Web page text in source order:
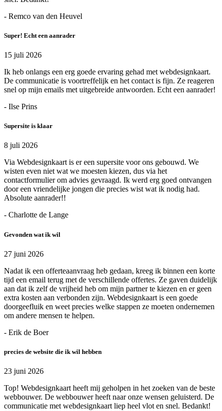
- Remco van den Heuvel
Super! Echt een aanrader
15 juli 2026
Ik heb onlangs een erg goede ervaring gehad met webdesignkaart.
De communicatie is voortreffelijk en het contact is fijn. Ze reageren
snel op mijn emails met uitgebreide antwoorden. Echt een aanrader!
- Ilse Prins
Supersite is klaar
8 juli 2026
Via Webdesignkaart is er een supersite voor ons gebouwd. We
wisten even niet wat we moesten kiezen, dus via het
contactformulier om advies gevraagd. Ik werd erg goed ontvangen
door een vriendelijke jongen die precies wist wat ik nodig had.
Absolute aanrader!!
- Charlotte de Lange
Gevonden wat ik wil
27 juni 2026
Nadat ik een offerteaanvraag heb gedaan, kreeg ik binnen een korte
tijd een email terug met de verschillende offertes. Ze gaven duidelijk
aan dat ik zelf de vrijheid heb om mijn partner te kiezen en er geen
extra kosten aan verbonden zijn. Webdesignkaart is een goede
doorgeefluik en weet precies welke stappen ze moeten ondernemen
om andere mensen te helpen.
- Erik de Boer
precies de website die ik wil hebben
23 juni 2026
Top! Webdesignkaart heeft mij geholpen in het zoeken van de beste
webbouwer. De webbouwer heeft naar onze wensen geluisterd. De
communicatie met webdesignkaart liep heel vlot en snel. Bedankt!